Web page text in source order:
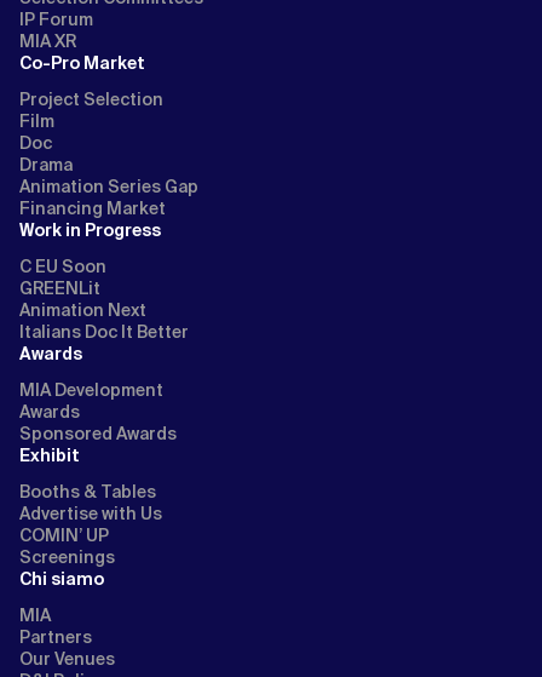
IP Forum
MIA XR
Co-Pro Market
Project Selection
Film
Doc
Drama
Animation Series Gap
Financing Market
Work in Progress
C EU Soon
GREENLit
Animation Next
Italians Doc It Better
Awards
MIA Development
Awards
Sponsored Awards
Exhibit
Booths & Tables
Advertise with Us
COMIN’ UP
Screenings
Chi siamo
MIA
Partners
Our Venues